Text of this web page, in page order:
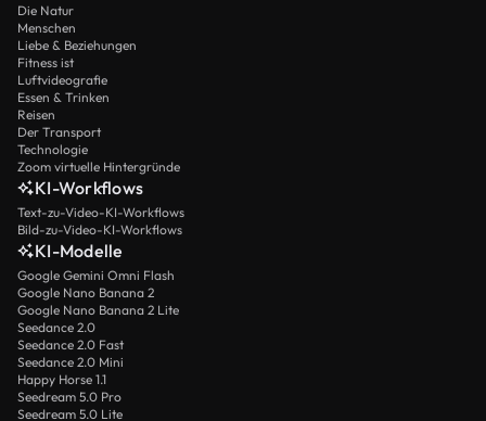
Die Natur
Menschen
Liebe & Beziehungen
Fitness ist
Luftvideografie
Essen & Trinken
Reisen
Der Transport
Technologie
Zoom virtuelle Hintergründe
KI-Workflows
Text-zu-Video-KI-Workflows
Bild-zu-Video-KI-Workflows
KI-Modelle
Google Gemini Omni Flash
Google Nano Banana 2
Google Nano Banana 2 Lite
Seedance 2.0
Seedance 2.0 Fast
Seedance 2.0 Mini
Happy Horse 1.1
Seedream 5.0 Pro
Seedream 5.0 Lite